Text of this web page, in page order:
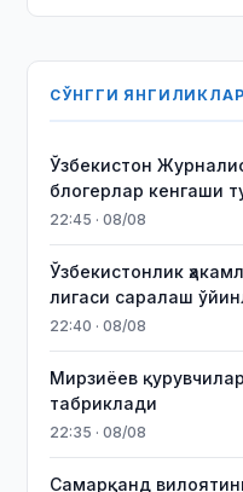
СЎНГГИ ЯНГИЛИКЛАР
Ўзбекистон
блогерлар кенгаши
22:45 · 08/08
Ўзбекистонлик
лигаси саралаш
22:40 · 08/08
Мирзиёев
табриклади
22:35 · 08/08
Самарқанд